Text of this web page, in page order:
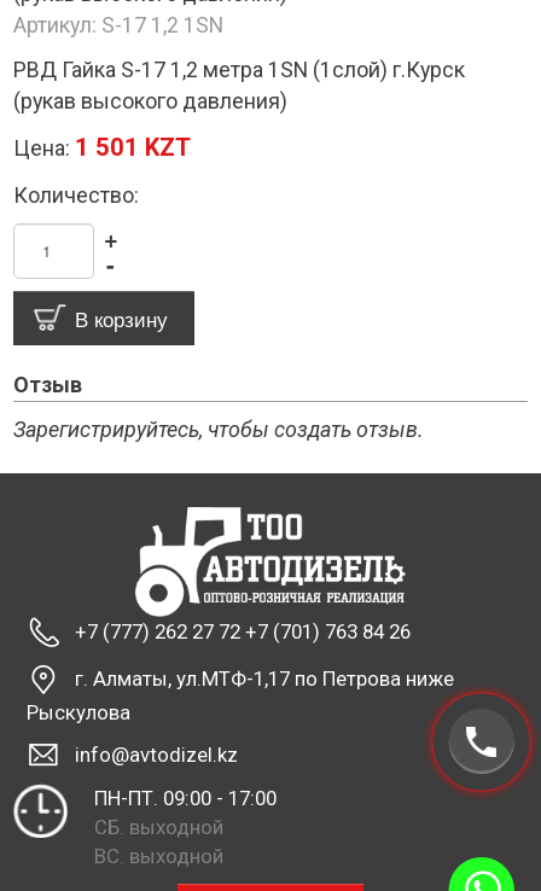
Артикул: S-17 1,2 1SN
РВД Гайка S-17 1,2 метра 1SN (1слой) г.Курск
(рукав высокого давления)
Цена: 1 501 KZT
Количество:
-
+
Отзыв
Зарегистрируйтесь, чтобы создать отзыв.
+7 (777) 262 27 72 +7 (701) 763 84 26
г. Алматы, ул.МТФ-1,17 по Петрова ниже
Рыскулова
info@avtodizel.kz
ПН-ПТ. 09:00 - 17:00
СБ. выходной
ВС. выходной